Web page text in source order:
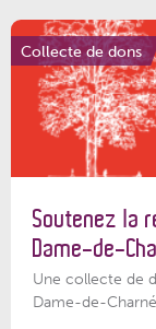
Collecte de dons
Soutenez la
Dame-de-
Une collecte de
Dame-de-